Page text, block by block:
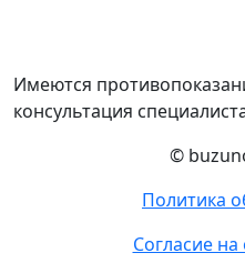
Имеются
консультация
©
Политика
Согласие